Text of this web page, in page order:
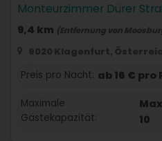
Monteurzimmer Dürer
9,4 km (Entfernung von
9020 Klagenfurt,
Preis pro Nacht: ab 16 € pro
Maximale
Gästekapazität:
10